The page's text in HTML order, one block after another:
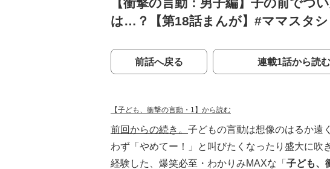
は…？【第18話まんが】#ママスタシ
前話へ戻る 連載1話から読む
【子ども、衝撃の言動・1】から読む
前回からの続き。 子どもの言動は想像のはるか
わず「やめてー！」と叫びたくなったり盛大に吹
経験した、爆笑必至・わかりみMAXな「 子ども、